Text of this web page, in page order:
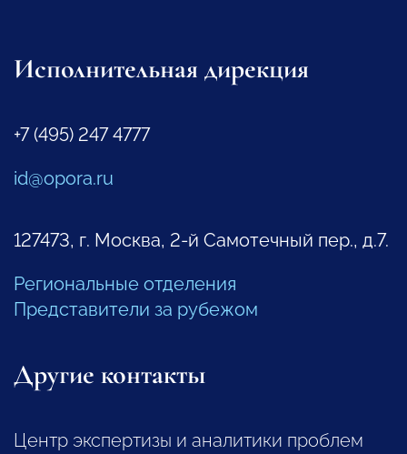
Исполнительная дирекция
+7 (495) 247 4777
id@opora.ru
127473, г. Москва, 2-й Самотечный пер., д.7.
Региональные отделения
Представители за рубежом
Другие контакты
Центр экспертизы и аналитики проблем